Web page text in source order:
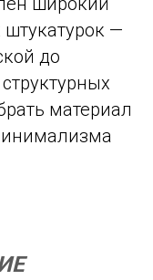
—
до
материал